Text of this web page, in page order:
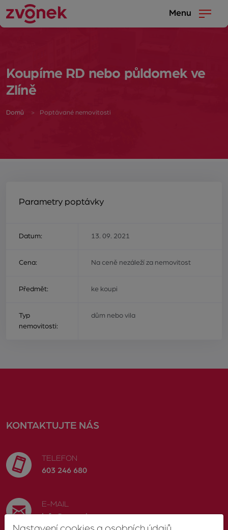
Menu
Koupíme RD nebo půldomek ve
Zlíně
Domů Poptávané nemovitosti
Parametry poptávky
Datum: 13. 09. 2021
Cena: Na ceně nezáleží za nemovitost
Předmět: ke koupi
Typ
nemovitosti:
dům nebo vila
KONTAKTUJTE NÁS
TELEFON
603 246 680
E-MAIL
info@zvonek.cz